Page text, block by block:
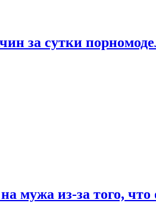
за сутки
мужа из-за того,